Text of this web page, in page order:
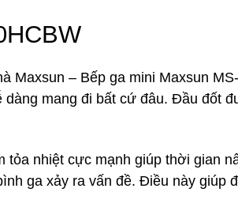
Maxsun – Bếp ga mini Maxsun
mang đi bất cứ đâu. Đầu đốt
nhiệt cực mạnh giúp thời gian
ga xảy ra vấn đề. Điều này giúp